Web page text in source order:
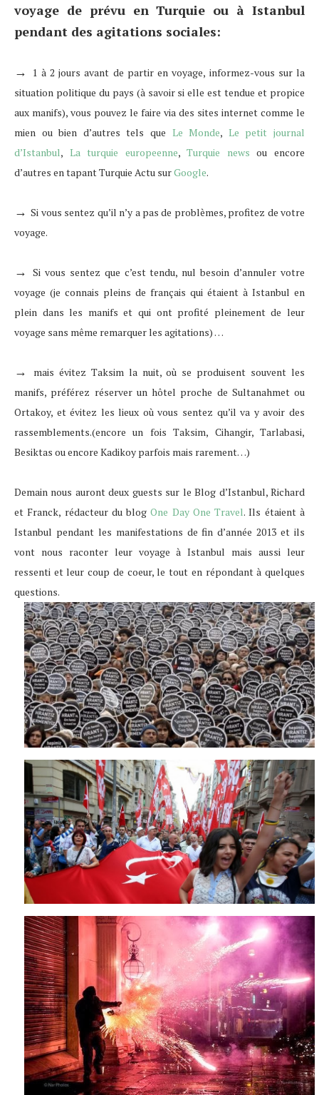
voyage de prévu en Turquie ou à Istanbul
pendant des agitations sociales:
→
1 à 2 jours avant de partir en voyage, informez-vous sur la
situation politique du pays (à savoir si elle est tendue et propice
aux manifs), vous pouvez le faire via des sites internet comme le
mien ou bien d’autres tels que Le Monde, Le petit journal
d’Istanbul, La turquie europeenne,Turquie news ou encore
d’autres en tapant Turquie Actu surGoogle.
→Si vous sentez qu’il n’y a pas de problèmes, profitez de votre
voyage.
→ Si vous sentez que c’est tendu, nul besoin d’annuler votre
voyage (je connais pleins de français qui étaient à Istanbul en
plein dans les manifs et qui ont profité pleinement de leur
voyage sans même remarquer les agitations) …
→ mais évitez Taksim la nuit, où se produisent souvent les
manifs, préférez réserver un hôtel proche de Sultanahmet ou
Ortakoy, et évitez les lieux où vous sentez qu’il va y avoir des
rassemblements.(encore un fois Taksim, Cihangir, Tarlabasi,
Besiktas ou encore Kadikoy parfois mais rarement…)
Demain nous auront deux guests sur le Blog d’Istanbul, Richard
et Franck, rédacteur du blogOne Day One Travel. Ils étaient à
Istanbul pendant les manifestations de fin d’année 2013 et ils
vont nous raconter leur voyage à Istanbul mais aussi leur
ressenti et leur coup de coeur, le tout en répondant à quelques
questions.